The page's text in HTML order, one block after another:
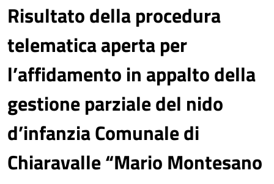
Risultato della procedura
telematica aperta per
l’affidamento in appalto della
gestione parziale del nido
d’infanzia Comunale di
Chiaravalle “Mario Montesano